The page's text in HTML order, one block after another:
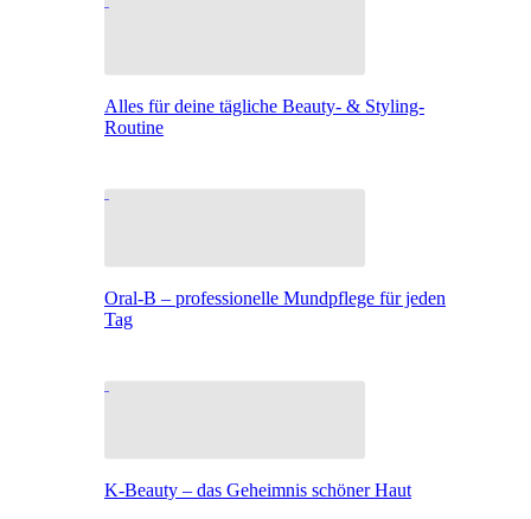
Alles für deine tägliche Beauty- & Styling-
Routine
Oral-B – professionelle Mundpflege für jeden
Tag
K-Beauty – das Geheimnis schöner Haut